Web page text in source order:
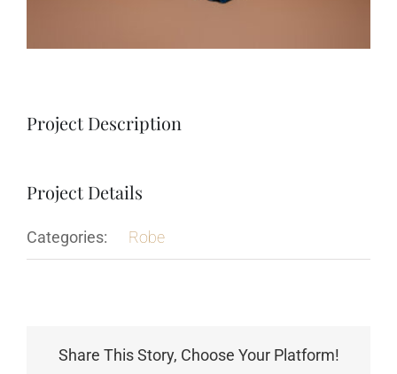
Project Description
Project Details
Categories: Robe
Share This Story, Choose Your Platform!